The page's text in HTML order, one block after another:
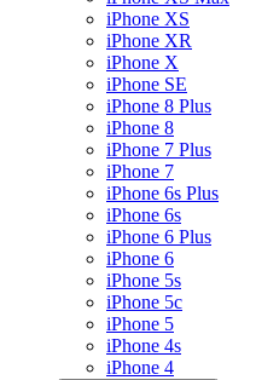
iPhone XS
iPhone XR
iPhone X
iPhone SE
iPhone 8 Plus
iPhone 8
iPhone 7 Plus
iPhone 7
iPhone 6s Plus
iPhone 6s
iPhone 6 Plus
iPhone 6
iPhone 5s
iPhone 5c
iPhone 5
iPhone 4s
iPhone 4